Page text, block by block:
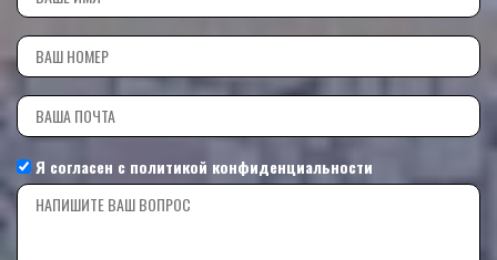
Я согласен с политикой конфиденциальности